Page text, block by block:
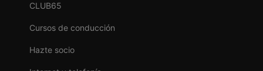
CLUB65
Cursos de conducción
Hazte socio